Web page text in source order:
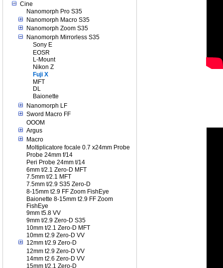
Cine
Nanomorph Pro S35
Nanomorph Macro S35
Nanomorph Zoom S35
Nanomorph Mirrorless S35
Sony E
EOSR
L-Mount
Nikon Z
Fuji X
MFT
DL
Baionette
Nanomorph LF
Sword Macro FF
OOOM
Argus
Macro
Moltiplicatore focale 0.7 x24mm Probe
Probe 24mm f/14
Peri Probe 24mm t/14
6mm t/2.1 Zero-D MFT
7.5mm t/2.1 MFT
7.5mm t/2.9 S35 Zero-D
8-15mm t2.9 FF Zoom FishEye
Baionette 8-15mm t2.9 FF Zoom
FishEye
9mm t5.8 VV
9mm t/2.9 Zero-D S35
10mm t/2.1 Zero-D MFT
10mm t2.9 Zero-D VV
12mm t/2.9 Zero-D
12mm t2.9 Zero-D VV
14mm t2.6 Zero-D VV
15mm t/2.1 Zero-D